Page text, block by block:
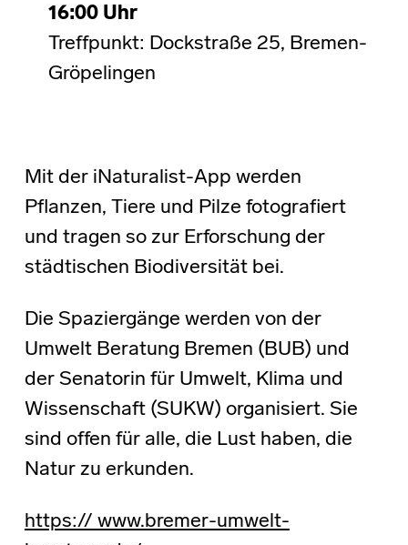
16:00 Uhr
Treffpunkt: Dockstraße 25, Bremen-
Gröpelingen
Mit der iNaturalist-App werden
Pflanzen, Tiere und Pilze fotografiert
und tragen so zur Erforschung der
städtischen Biodiversität bei.
Die Spaziergänge werden von der
Umwelt Beratung Bremen (BUB) und
der Senatorin für Umwelt, Klima und
Wissenschaft (SUKW) organisiert. Sie
sind offen für alle, die Lust haben, die
Natur zu erkunden.
https:// www.bremer-umwelt-